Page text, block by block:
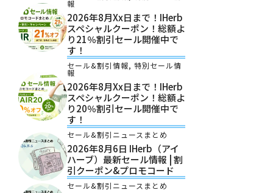
報
2026年8月xx日まで！iHerb
スペシャルクーポン！総額よ
り21％割引セール開催中で
す！
セール&割引情報, 特別セール情
報
2026年8月xx日まで！iHerb
スペシャルクーポン！総額よ
り20％割引セール開催中で
す！
セール&割引ニュースまとめ
2026年8月6日 IHerb（アイ
ハーブ）最新セール情報 | 割
引クーポン&プロモコード
セール&割引ニュースまとめ